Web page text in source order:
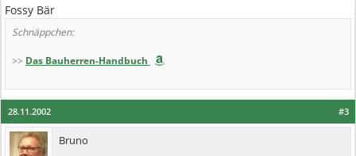
Fossy Bär
Schnäppchen:
>> Das Bauherren-Handbuch
#3
28.11.2002
Bruno